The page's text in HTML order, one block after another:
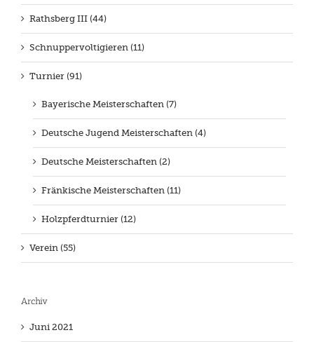
Rathsberg III (44)
Schnuppervoltigieren (11)
Turnier (91)
Bayerische Meisterschaften (7)
Deutsche Jugend Meisterschaften (4)
Deutsche Meisterschaften (2)
Fränkische Meisterschaften (11)
Holzpferdturnier (12)
Verein (55)
Archiv
Juni 2021